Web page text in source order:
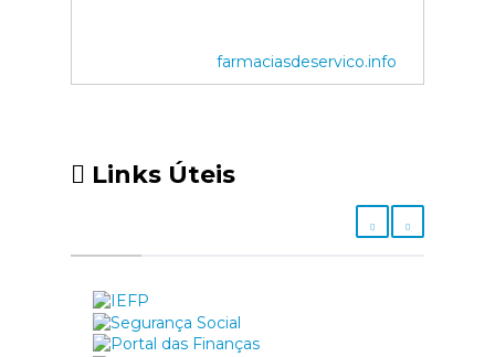
farmaciasdeservico.info
Links Úteis